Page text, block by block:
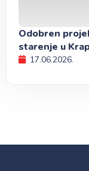
Odobren
starenje u
17.06.2026.